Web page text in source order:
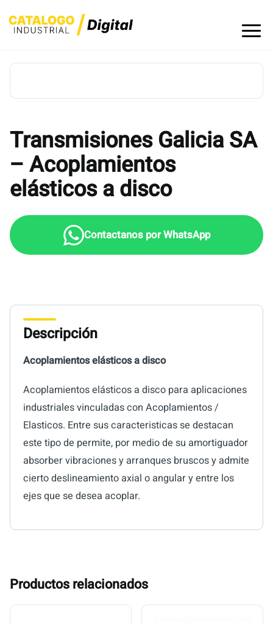
to
Transmisiones Galicia SA
– Acoplamientos
elásticos a disco
Descripción
Acoplamientos elásticos a disco
Acoplamientos elásticos a disco para aplicaciones
industriales vinculadas con Acoplamientos /
Elasticos. Entre sus caracteristicas se destacan
este tipo de permite, por medio de su amortiguador
absorber vibraciones y arranques bruscos y admite
cierto deslineamiento axial o angular y entre los
ejes que se desea acoplar.
Productos relacionados